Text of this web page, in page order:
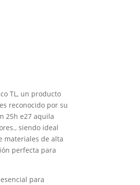
TL, un producto
reconocido por su
25h e27 aquila
siendo ideal
materiales de alta
perfecta para
para